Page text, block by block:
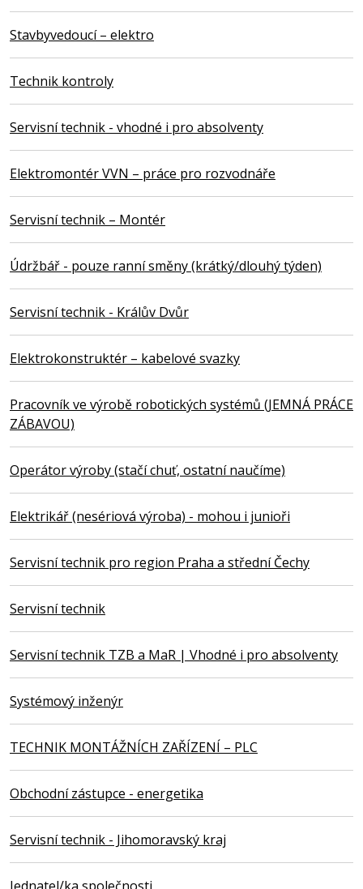
Stavbyvedoucí – elektro
Technik kontroly
Servisní technik - vhodné i pro absolventy
Elektromontér VVN – práce pro rozvodnáře
Servisní technik – Montér
Údržbář - pouze ranní směny (krátký/dlouhý týden)
Servisní technik - Králův Dvůr
Elektrokonstruktér – kabelové svazky
Pracovník ve výrobě robotických systémů (JEMNÁ PRÁCE
ZÁBAVOU)
Operátor výroby (stačí chuť, ostatní naučíme)
Elektrikář (nesériová výroba) - mohou i junioři
Servisní technik pro region Praha a střední Čechy
Servisní technik
Servisní technik TZB a MaR | Vhodné i pro absolventy
Systémový inženýr
TECHNIK MONTÁŽNÍCH ZAŘÍZENÍ – PLC
Obchodní zástupce - energetika
Servisní technik - Jihomoravský kraj